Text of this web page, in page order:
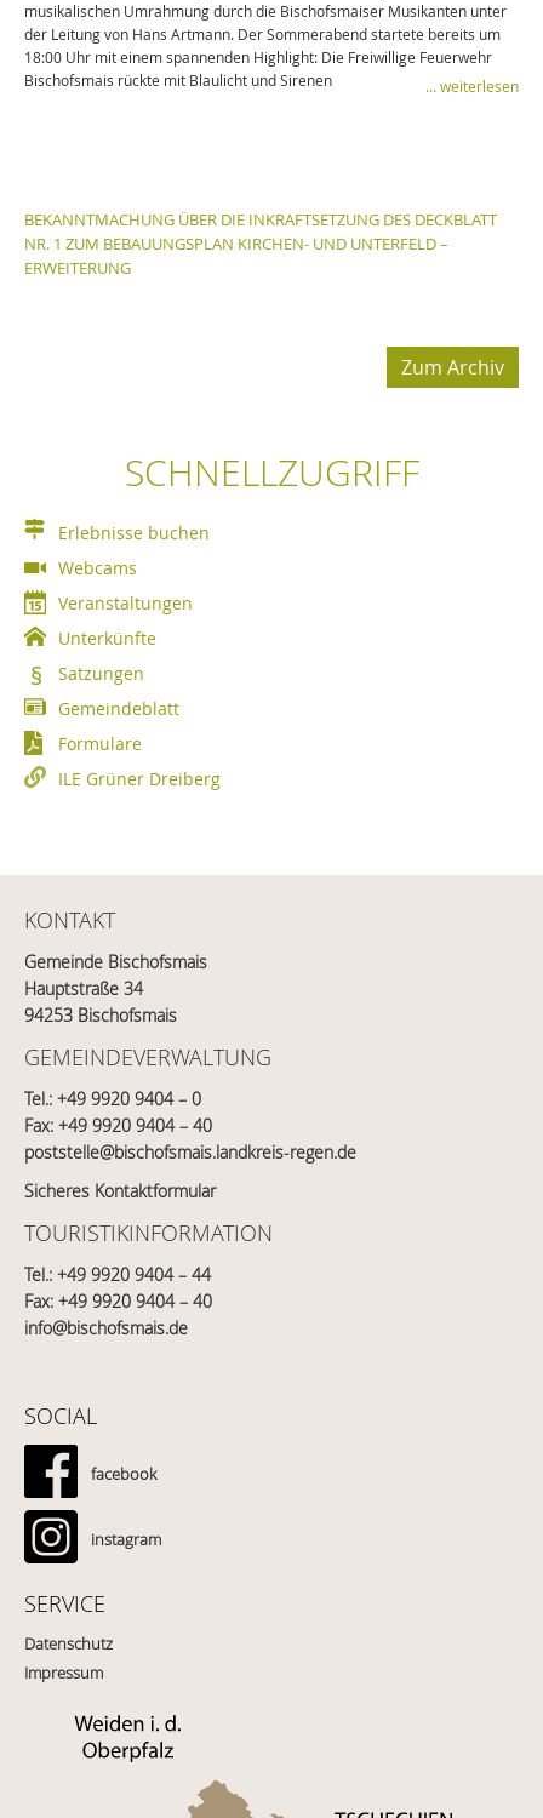
musikalischen Umrahmung durch die Bischofsmaiser Musikanten unter
der Leitung von Hans Artmann. Der Sommerabend startete bereits um
18:00 Uhr mit einem spannenden Highlight: Die Freiwillige Feuerwehr
Bischofsmais rückte mit Blaulicht und Sirenen
… weiterlesen
BEKANNTMACHUNG ÜBER DIE INKRAFTSETZUNG DES DECKBLATT
NR. 1 ZUM BEBAUUNGSPLAN KIRCHEN- UND UNTERFELD –
ERWEITERUNG
Zum Archiv
SCHNELLZUGRIFF
Erlebnisse buchen
Webcams
Veranstaltungen
Unterkünfte
Satzungen
Gemeindeblatt
Formulare
ILE Grüner Dreiberg
KONTAKT
Gemeinde Bischofsmais
Hauptstraße 34
94253 Bischofsmais
GEMEINDEVERWALTUNG
Tel.: +49 9920 9404 – 0
Fax: +49 9920 9404 – 40
poststelle@bischofsmais.landkreis-regen.de
Sicheres Kontaktformular
TOURISTIKINFORMATION
Tel.: +49 9920 9404 – 44
Fax: +49 9920 9404 – 40
info@bischofsmais.de
SOCIAL
facebook
instagram
SERVICE
Datenschutz
Impressum